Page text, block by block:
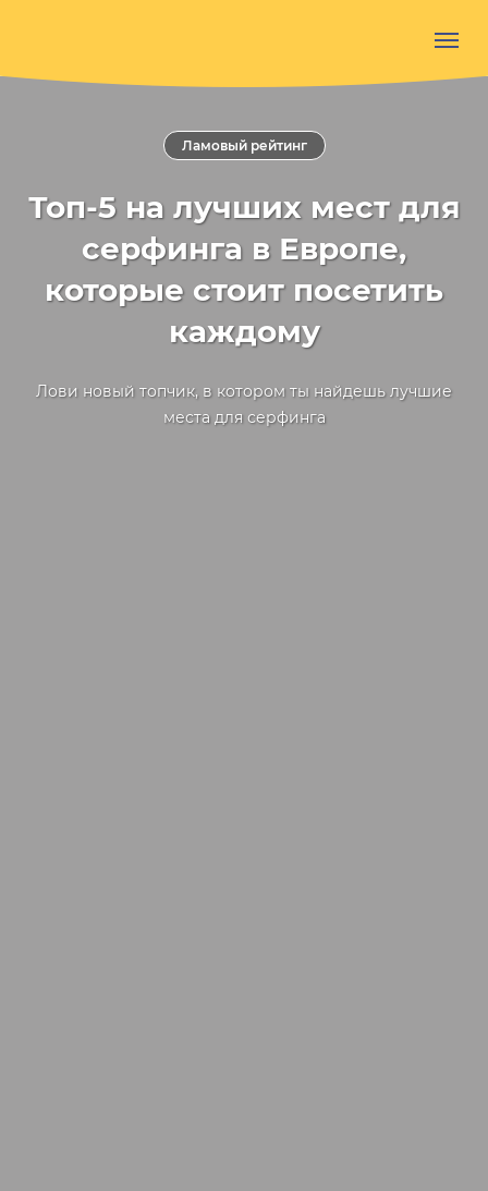
Ламовый рейтинг
Топ-5 на лучших мест для
серфинга в Европе,
которые стоит посетить
каждому
Лови новый топчик, в котором ты найдешь лучшие
места для серфинга